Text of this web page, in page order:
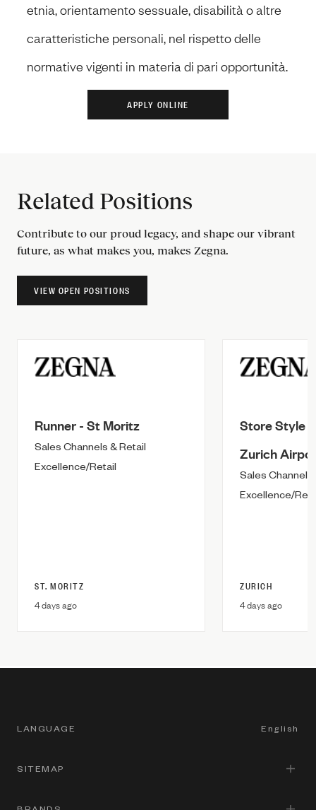
etnia, orientamento sessuale, disabilità o altre
caratteristiche personali, nel rispetto delle
normative vigenti in materia di pari opportunità.
Related Positions
Contribute to our proud legacy, and shape our vibrant
future, as what makes you, makes Zegna.
VIEW OPEN POSITIONS
Runner - St Moritz
Sales Channels & Retail
Excellence/Retail
ST. MORITZ
4 days ago
Store Style
Zurich
Sales Channels
Excellence/
ZURICH
4 days ago
LANGUAGE English
English
Italian
SITEMAP